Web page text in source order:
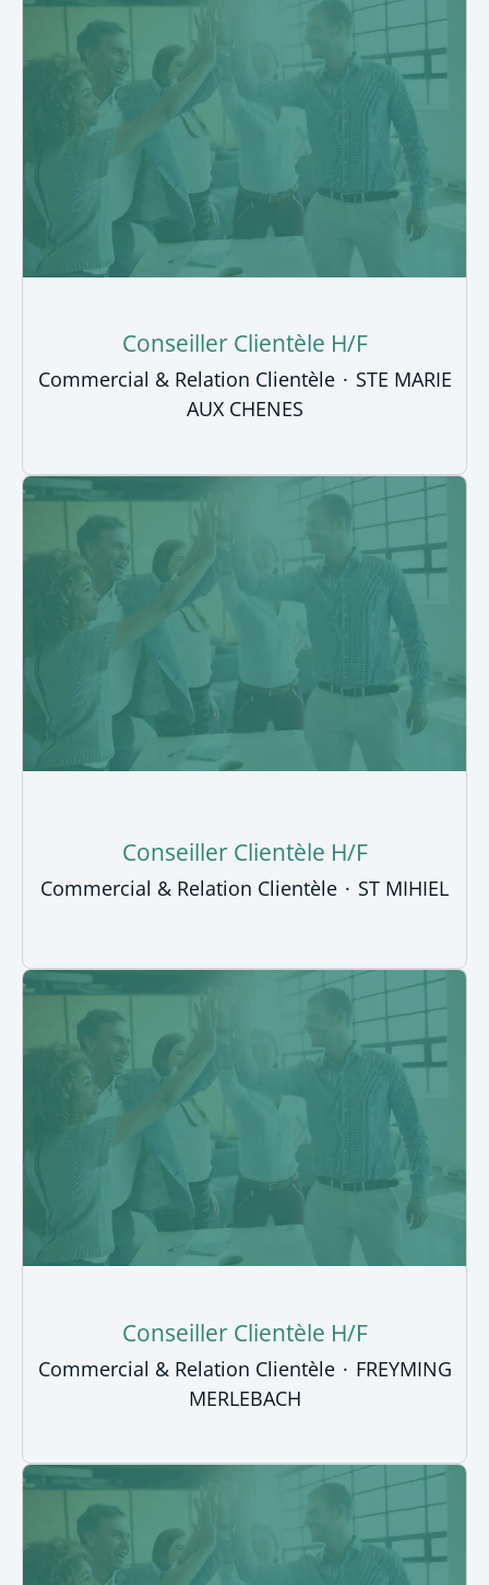
Conseiller Clientèle H/F
Commercial & Relation Clientèle · STE MARIE
AUX CHENES
Conseiller Clientèle H/F
Commercial & Relation Clientèle · ST MIHIEL
Conseiller Clientèle H/F
Commercial & Relation Clientèle · FREYMING
MERLEBACH